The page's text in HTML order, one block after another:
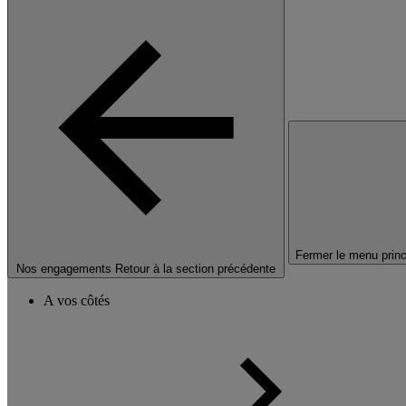
Nos engagements Retour à la section précédente
Fermer le menu
A vos côtés